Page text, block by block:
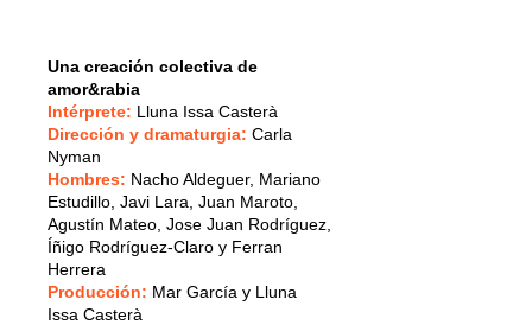
Una creación colectiva de
amor&rabia
Intérprete: Lluna Issa Casterà
Dirección y dramaturgia: Carla
Nyman
Hombres: Nacho Aldeguer, Mariano
Estudillo, Javi Lara, Juan Maroto,
Agustín Mateo, Jose Juan Rodríguez,
Íñigo Rodríguez-Claro y Ferran
Herrera
Producción: Mar García y Lluna
Issa Casterà